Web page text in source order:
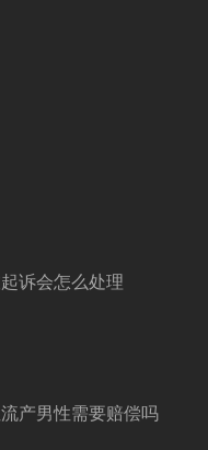
诉会怎么处理
产男性需要赔偿吗